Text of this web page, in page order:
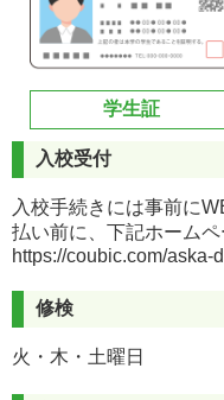
学生証
入校受付
入校手続きには事前に
払い前に、下記ホームペ
https://coubic.com/
修検
火・木・土曜日